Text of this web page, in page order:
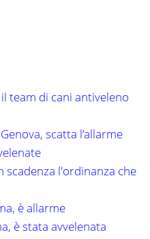
team di cani antiveleno
scatta l’allarme
scadenza l'ordinanza che
è allarme
è stata avvelenata